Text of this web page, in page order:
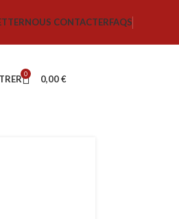
NOUS CONTACTERFAQS
0 0,00€